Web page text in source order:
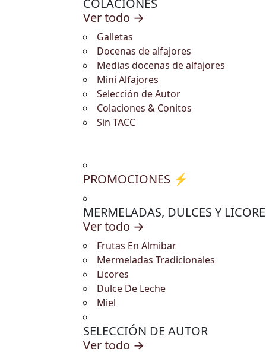
COLACIONES
Ver todo →
Galletas
Docenas de alfajores
Medias docenas de alfajores
Mini Alfajores
Selección de Autor
Colaciones & Conitos
Sin TACC
PROMOCIONES ⚡
MERMELADAS, DULCES Y
Ver todo →
Frutas En Almibar
Mermeladas Tradicionales
Licores
Dulce De Leche
Miel
SELECCIÓN DE AUTOR
Ver todo →